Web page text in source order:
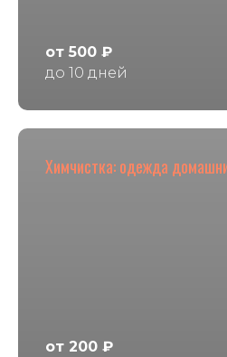
от 500 ₽
до 10 дней
Химчистка: одежда
от 200 ₽